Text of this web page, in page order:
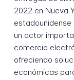
2022 en Nueva
un actor
comercio
ofreciendo
económicas